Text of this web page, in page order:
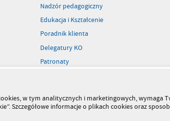
Nadzór pedagogiczny
Edukacja i Kształcenie
Poradnik klienta
Delegatury KO
Patronaty
Kiermasz książek
w tym analitycznych i marketingowych, wymaga
Szczegółowe informacje o plikach cookies oraz